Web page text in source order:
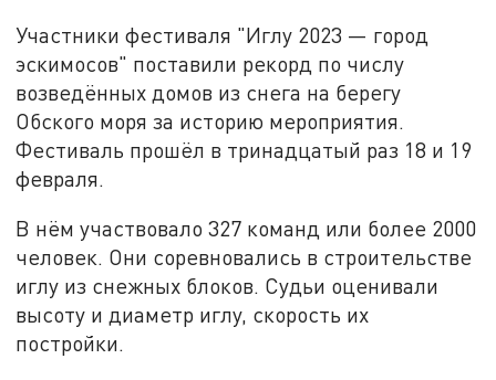
Участники фестиваля "Иглу 2023 — город
эскимосов" поставили рекорд по числу
возведённых домов из снега на берегу
Обского моря за историю мероприятия.
Фестиваль прошёл в тринадцатый раз 18 и 19
февраля.
В нём участвовало 327 команд или более 2000
человек. Они соревновались в строительстве
иглу из снежных блоков. Судьи оценивали
высоту и диаметр иглу, скорость их
постройки.